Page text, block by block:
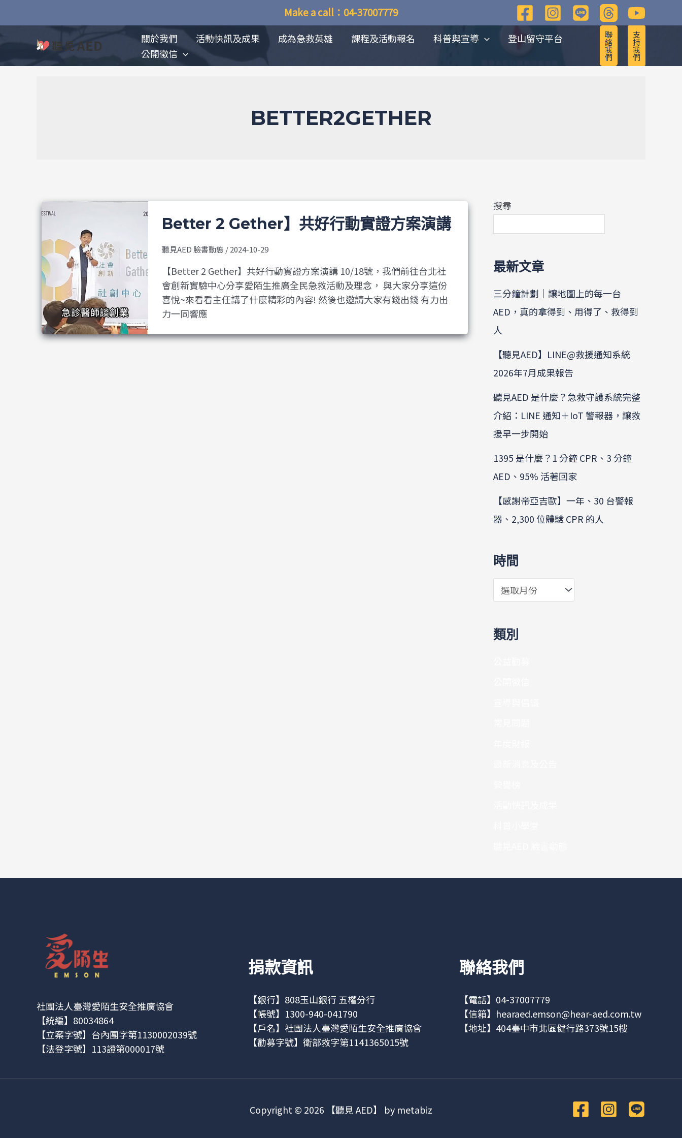
內
Make a call：04-37007779
關於我們 活動快訊及成果 成為急救英雄 課程及活動報名 科普與宣導
登山留守平台
公開徵信
聯
絡
我
們
支
持
我
們
BETTER2GETHER
Better 2 Gether】共好行動實證方案演講
聽見AED 臉書動態 /2024-10-29
【Better 2 Gether】共好行動實證方案演講 10/18號，我們前往台北社
會創新實驗中心分享愛陌生推廣全民急救活動及理念， 與大家分享這份
喜悅~來看看主任講了什麼精彩的內容! 然後也邀請大家有錢出錢 有力出
力一同響應
搜尋
最新文章
三分鐘計劃｜讓地圖上的每一台
AED，真的拿得到、用得了、救得到
人
【聽見AED】LINE@救援通知系統
2026年7月成果報告
聽見AED 是什麼？急救守護系統完整
介紹：LINE 通知＋IoT 警報器，讓救
援早一步開始
1395 是什麼？1 分鐘 CPR、3 分鐘
AED、95% 活著回家
【感謝帝亞吉歐】一年、30 台警報
器、2,300 位體驗 CPR 的人
時間
整
類別
社團法人臺灣愛陌生安全推廣協會
【統編】80034864
【立案字號】台內團字第1130002039號
【法登字號】113證第000017號
捐款資訊
【銀行】808玉山銀行 五權分行
【帳號】1300-940-041790
【戶名】社團法人臺灣愛陌生安全推廣協會
【勸募字號】衛部救字第1141365015號
聯絡我們
【電話】04-37007779
【信箱】 hearaed.emson@hear-aed.com.tw
【地址】 404臺中市北區健行路373號15樓
Copyright © 2026 【聽見 AED】 by metabiz